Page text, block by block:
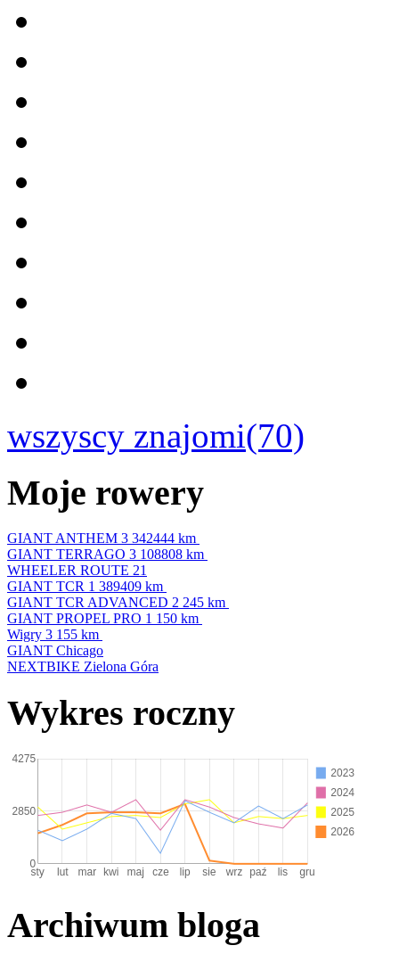
wszyscy znajomi(70)
Moje rowery
GIANT ANTHEM 3 342444 km
GIANT TERRAGO 3 108808 km
WHEELER ROUTE 21
GIANT TCR 1 389409 km
GIANT TCR ADVANCED 2 245 km
GIANT PROPEL PRO 1 150 km
Wigry 3 155 km
GIANT Chicago
NEXTBIKE Zielona Góra
Wykres roczny
Archiwum bloga